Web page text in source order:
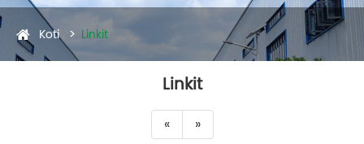
Koti Linkit
Linkit
« »